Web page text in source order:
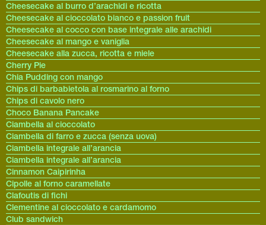
Cheesecake al burro d’arachidi e ricotta
Cheesecake al cioccolato bianco e passion fruit
Cheesecake al cocco con base integrale alle arachidi
Cheesecake al mango e vaniglia
Cheesecake alla zucca, ricotta e miele
Cherry Pie
Chia Pudding con mango
Chips di barbabietola al rosmarino al forno
Chips di cavolo nero
Choco Banana Pancake
Ciambella al cioccolato
Ciambella di farro e zucca (senza uova)
Ciambella integrale all’arancia
Ciambella integrale all’arancia
Cinnamon Caipirinha
Cipolle al forno caramellate
Clafoutis di fichi
Clementine al cioccolato e cardamomo
Club sandwich